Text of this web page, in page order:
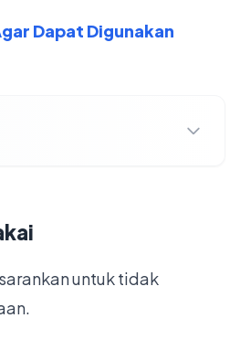
Dapat Digunakan
untuk tidak